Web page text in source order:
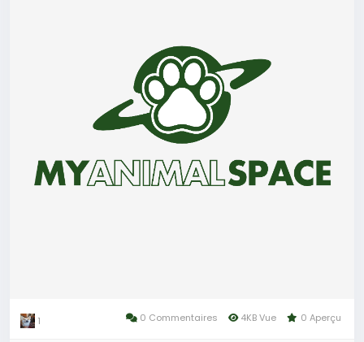
1 0 Commentaires 4KB Vue 0 Aperçu